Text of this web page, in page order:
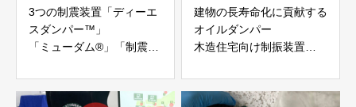
3つの制震装置「ディーエ
スダンパー™」
「ミューダム®」「制震テ
アイディールブレーン株式
会社
建物の長寿命化に貢献する
オイルダンパー
木造住宅向け制振装置
株式会社evoltz